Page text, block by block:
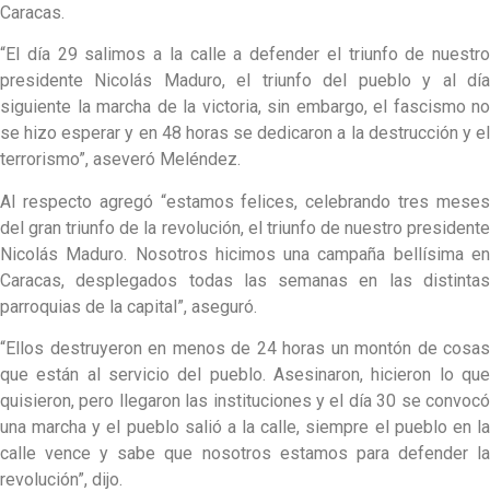
Caracas.
“El día 29 salimos a la calle a defender el triunfo de nuestro
presidente Nicolás Maduro, el triunfo del pueblo y al día
siguiente la marcha de la victoria, sin embargo, el fascismo no
se hizo esperar y en 48 horas se dedicaron a la destrucción y el
terrorismo”, aseveró Meléndez.
Al respecto agregó “estamos felices, celebrando tres meses
del gran triunfo de la revolución, el triunfo de nuestro presidente
Nicolás Maduro. Nosotros hicimos una campaña bellísima en
Caracas, desplegados todas las semanas en las distintas
parroquias de la capital”, aseguró.
“Ellos destruyeron en menos de 24 horas un montón de cosas
que están al servicio del pueblo. Asesinaron, hicieron lo que
quisieron, pero llegaron las instituciones y el día 30 se convocó
una marcha y el pueblo salió a la calle, siempre el pueblo en la
calle vence y sabe que nosotros estamos para defender la
revolución”, dijo.